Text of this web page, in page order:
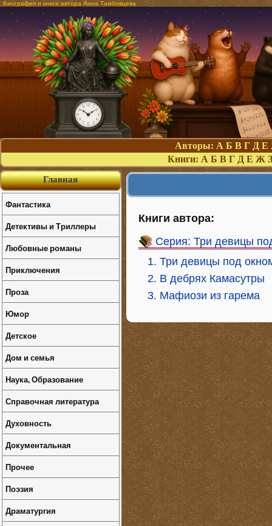
Биография и книги автора Анна Тамбовцева
Авторы: А Б В Г Д Е
Книги: А Б В Г Д Е Ж З
Книги автора:
Серия: Три девицы
1. Три девицы под
2. В дебрях Камасутры
3. Мафиози из гарема
Главная
Фантастика
Детективы и Триллеры
Любовные романы
Приключения
Проза
Юмор
Детское
Дом и семья
Наука, Образование
Справочная литература
Духовность
Документальная
Прочее
Поэзия
Драматургия